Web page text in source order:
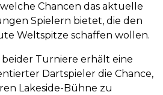
Chancen das aktuelle
Spielern bietet, die den
Weltspitze schaffen wollen.
Turniere erhält eine
Dartspieler die Chance,
Lakeside-Bühne zu